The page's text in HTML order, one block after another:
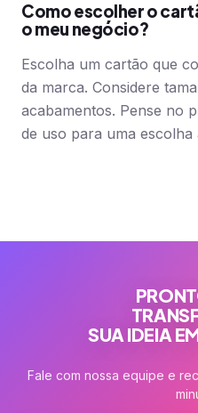
Como escolher o
o meu negócio?
Escolha um cartão que
da marca. Considere
acabamentos. Pense no
de uso para uma escolha
SUA IDEIA
Fale com nossa equipe e